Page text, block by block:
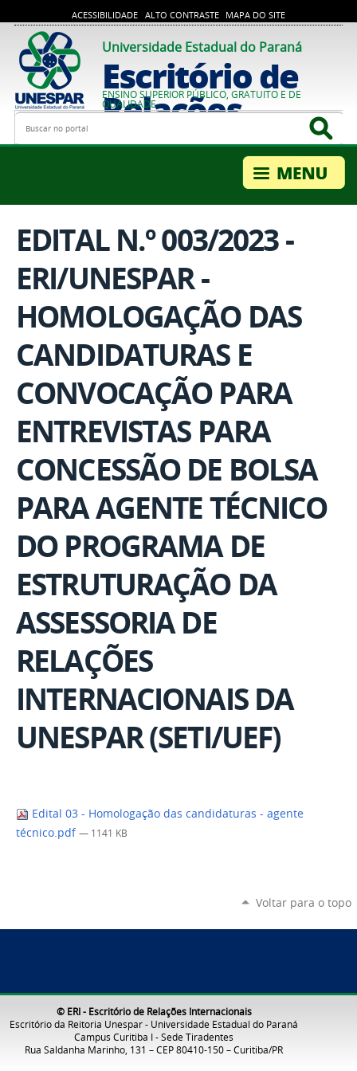
ACESSIBILIDADE ALTO CONTRASTE MAPA DO SITE
Universidade Estadual do Paraná
Escritório de
Relações
Internacionais
ENSINO SUPERIOR PÚBLICO, GRATUITO E DE
QUALIDADE
Busca
EDITAL N.º 003/2023 -
ERI/UNESPAR -
HOMOLOGAÇÃO DAS
CANDIDATURAS E
CONVOCAÇÃO PARA
ENTREVISTAS PARA
CONCESSÃO DE BOLSA
PARA AGENTE TÉCNICO
DO PROGRAMA DE
ESTRUTURAÇÃO DA
ASSESSORIA DE
RELAÇÕES
INTERNACIONAIS DA
UNESPAR (SETI/UEF)
Edital 03 - Homologação das candidaturas - agente
técnico.pdf — 1141 KB
Voltar para o topo
© ERI - Escritório de Relações Internacionais
Escritório da Reitoria Unespar - Universidade Estadual do Paraná
Campus Curitiba I - Sede Tiradentes
Rua Saldanha Marinho, 131 – CEP 80410-150 – Curitiba/PR